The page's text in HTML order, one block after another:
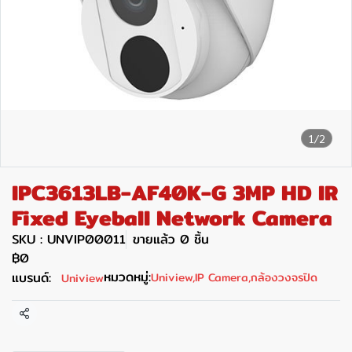
1/2
IPC3613LB-AF40K-G 3MP HD IR
Fixed Eyeball Network Camera
SKU : UNVIP00011 ขายแล้ว 0 ชิ้น
฿0
แบรนด์: Univiewหมวดหมู่:Uniview,IP Camera,กล้องวงจรปิด
แชร์